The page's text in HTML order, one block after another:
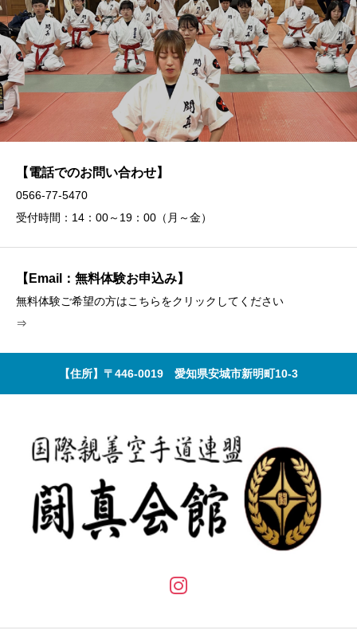
【電話でのお問い合わせ】
0566-77-5470
受付時間：14：00～19：00（月～金）
【Email：無料体験お申込み】
無料体験ご希望の方はこちらをクリックしてください
⇒
【住所】〒446-0019 愛知県安城市新明町10-3